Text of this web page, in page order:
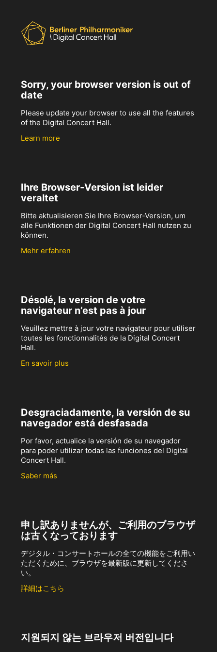
Sorry, your browser version is out of
date
Please update your browser to use all the features
of the Digital Concert Hall.
Learn more
Ihre Browser-Version ist leider
veraltet
Bitte aktualisieren Sie Ihre Browser-Version, um
alle Funktionen der Digital Concert Hall nutzen zu
können.
Mehr erfahren
Désolé, la version de votre
navigateur n’est pas à jour
Veuillez mettre à jour votre navigateur pour utiliser
toutes les fonctionnalités de la Digital Concert
Hall.
En savoir plus
Desgraciadamente, la versión de su
navegador está desfasada
Por favor, actualice la versión de su navegador
para poder utilizar todas las funciones del Digital
Concert Hall.
Saber más
申し訳ありませんが、ご利用のブラウザ
は古くなっております
デジタル・コンサートホールの全ての機能をご利用い
ただくために、ブラウザを最新版に更新してくださ
い。
詳細はこちら
지원되지 않는 브라우저 버전입니다